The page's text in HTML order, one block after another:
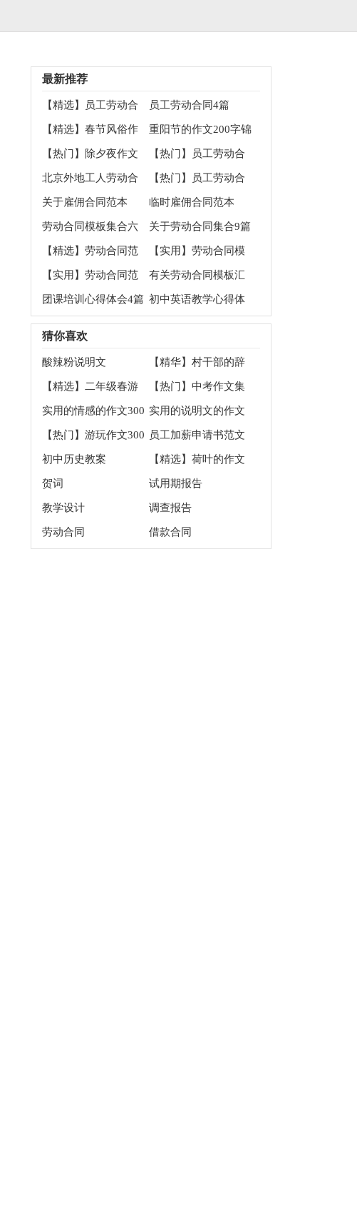
最新推荐
【精选】员工劳动合
同4篇
员工劳动合同4篇
【精选】春节风俗作
文700字合集五篇
重阳节的作文200字锦
集7篇
【热门】除夕夜作文
700字四篇
【热门】员工劳动合
同四篇
北京外地工人劳动合
同
【热门】员工劳动合
同范文集合六篇
关于雇佣合同范本 临时雇佣合同范本
劳动合同模板集合六
篇
关于劳动合同集合9篇
【精选】劳动合同范
文锦集九篇
【实用】劳动合同模
板汇总9篇
【实用】劳动合同范
文汇编五篇
有关劳动合同模板汇
总七篇
团课培训心得体会4篇 初中英语教学心得体
猜你喜欢
酸辣粉说明文
【精华】村干部的辞
职报告四篇
【精选】二年级春游
作文汇编九篇
【热门】中考作文集
合八篇
实用的情感的作文300
字集锦八篇
实用的说明文的作文
汇总8篇
【热门】游玩作文300
字4篇
员工加薪申请书范文
集锦七篇
初中历史教案
【精选】荷叶的作文
400字四篇
贺词 试用期报告
教学设计 调查报告
劳动合同 借款合同